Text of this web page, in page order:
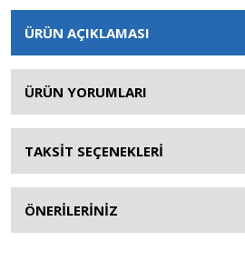
ÜRÜN AÇIKLAMASI
ÜRÜN YORUMLARI
TAKSİT SEÇENEKLERİ
ÖNERİLERİNİZ